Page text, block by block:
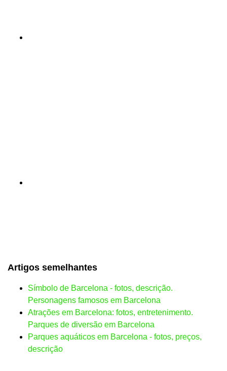
Artigos semelhantes
Símbolo de Barcelona - fotos, descrição.
Personagens famosos em Barcelona
Atrações em Barcelona: fotos, entretenimento.
Parques de diversão em Barcelona
Parques aquáticos em Barcelona - fotos, preços,
descrição